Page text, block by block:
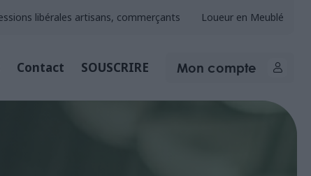
libérales artisans, commerçants Loueur en Meublé
Contact SOUSCRIRE Mon compte